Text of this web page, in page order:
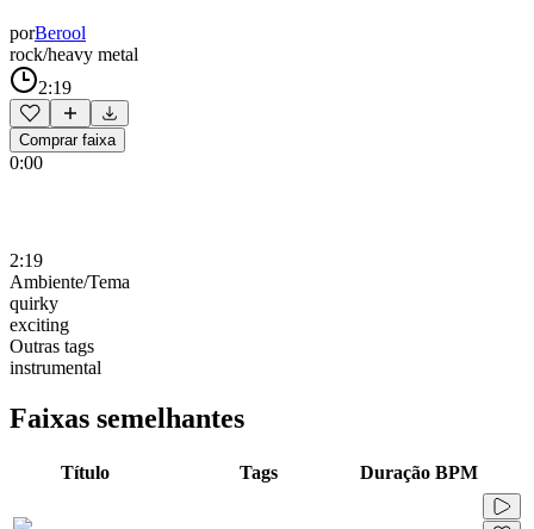
porBerool
rock/heavy metal
2:19
Comprar faixa
0:00
2:19
Ambiente/Tema
quirky
exciting
Outras tags
instrumental
Faixas semelhantes
Título Tags Duração BPM